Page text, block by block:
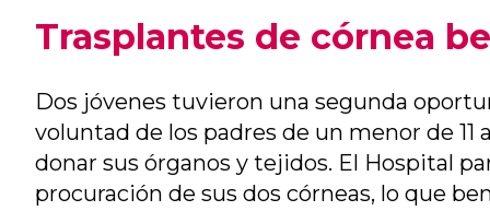
Trasplantes de córnea
Dos jóvenes tuvieron una segunda
voluntad de los padres de un menor de 11
donar sus órganos y tejidos. El Hospital
procuración de sus dos córneas, lo que